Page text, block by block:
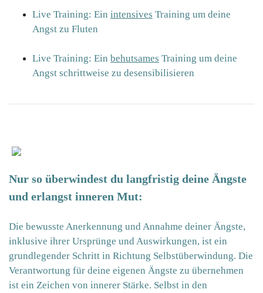
Live Training: Ein intensives Training um deine
Angst zu Fluten
Live Training: Ein behutsames Training um deine
Angst schrittweise zu desensibilisieren
Nur so überwindest du langfristig deine Ängste
und erlangst inneren Mut:
Die bewusste Anerkennung und Annahme deiner Ängste,
inklusive ihrer Ursprünge und Auswirkungen, ist ein
grundlegender Schritt in Richtung Selbstüberwindung. Die
Verantwortung für deine eigenen Ängste zu übernehmen
ist ein Zeichen von innerer Stärke. Selbst in den